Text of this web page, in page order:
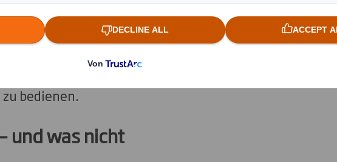
den Nahen Osten und Afrika (EMEA).
in die Lage versetzen, ihr Wachstum weiter zu
bedienen.
und was nicht